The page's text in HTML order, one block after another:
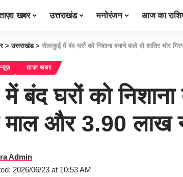
खबर उत्तराखंड मनोरंजन आज का
>उत्तराखंड> सेलाकुई में बंद घरों को निशाना बनाने वाले दो शातिर
ताज़ा खबर
बंद घरों को निशाना
माल और 3.90
2026/06/23 at 10:53 AM
Admin